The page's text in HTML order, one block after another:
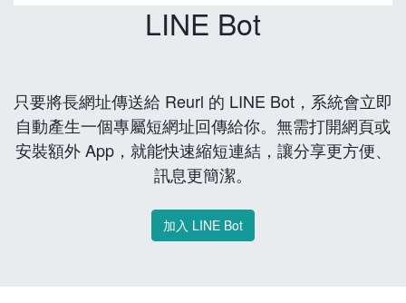
LINE Bot
只要將長網址傳送給 Reurl 的 LINE Bot，系統會立即
自動產生一個專屬短網址回傳給你。無需打開網頁或
安裝額外 App，就能快速縮短連結，讓分享更方便、
訊息更簡潔。
加入 LINE Bot